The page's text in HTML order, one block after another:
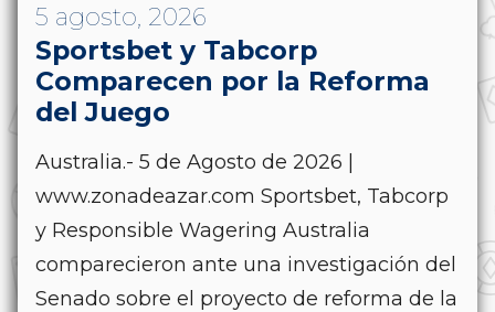
5 agosto, 2026
Sportsbet y Tabcorp
Comparecen por la Reforma
del Juego
Australia.- 5 de Agosto de 2026 |
www.zonadeazar.com Sportsbet, Tabcorp
y Responsible Wagering Australia
comparecieron ante una investigación del
Senado sobre el proyecto de reforma de la